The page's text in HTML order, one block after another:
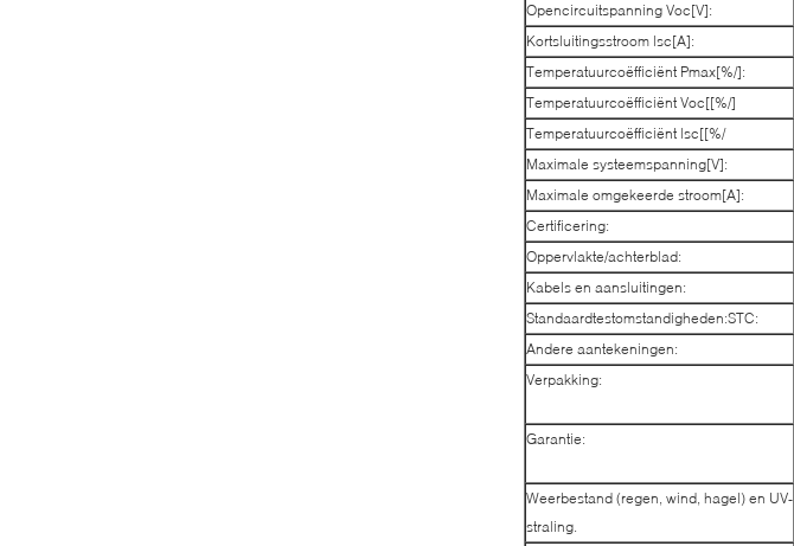
Opencircuitspanning Voc[V]:
Kortsluitingsstroom lsc[A]:
Temperatuurcoëfficiënt Pmax[%/]:
Temperatuurcoëfficiënt Voc[[%/]
Temperatuurcoëfficiënt lsc[[%/
Maximale systeemspanning[V]:
Maximale omgekeerde stroom[A]:
Certificering:
Oppervlakte/achterblad:
Kabels en aansluitingen:
Standaardtestomstandigheden:STC:
Andere aantekeningen:
Verpakking:
Garantie:
Weerbestand (regen, wind, hagel) en UV-
straling.